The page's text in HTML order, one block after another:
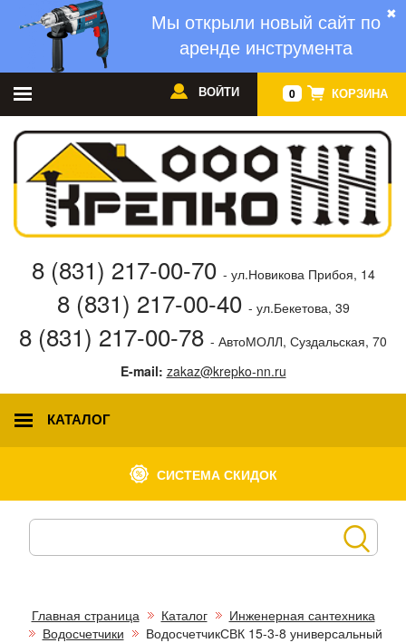
✖
Мы открыли новый сайт по
аренде инструмента
0 КОРЗИНА
ВОЙТИ
8 (831) 217-00-70 - ул.Новикова Прибоя, 14
8 (831) 217-00-40 - ул.Бекетова, 39
8 (831) 217-00-78 - АвтоМОЛЛ, Суздальская, 70
E-mail: zakaz@krepko-nn.ru
КАТАЛОГ
СИСТЕМА СКИДОК
Главная страница Каталог
Инженерная сантехника
Водосчетчики
ВодосчетчикСВК 15-3-8 универсальный